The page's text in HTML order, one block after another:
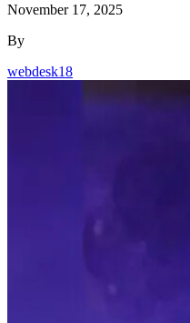
November 17, 2025
By
webdesk18